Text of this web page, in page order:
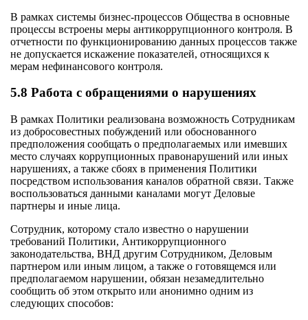
В рамках системы бизнес-процессов Общества в основные
процессы встроены меры антикоррупционного контроля. В
отчетности по функционированию данных процессов также
не допускается искажение показателей, относящихся к
мерам нефинансового контроля.
5.8 Работа с обращениями о нарушениях
В рамках Политики реализована возможность Сотрудникам
из добросовестных побуждений или обоснованного
предположения сообщать о предполагаемых или имевших
место случаях коррупционных правонарушений или иных
нарушениях, а также сбоях в применения Политики
посредством использования каналов обратной связи. Также
воспользоваться данными каналами могут Деловые
партнеры и иные лица.
Сотрудник, которому стало известно о нарушении
требований Политики, Антикоррупционного
законодательства, ВНД другим Сотрудником, Деловым
партнером или иным лицом, а также о готовящемся или
предполагаемом нарушении, обязан незамедлительно
сообщить об этом открыто или анонимно одним из
следующих способов: